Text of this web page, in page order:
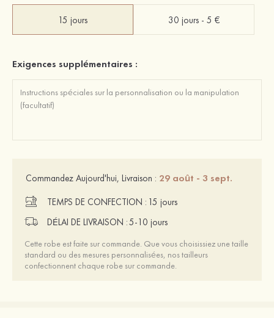
15 jours 30 jours - 5 €
Exigences supplémentaires :
Commandez Aujourd'hui, Livraison : 29 août - 3 sept.
TEMPS DE CONFECTION : 15 jours
DÉLAI DE LIVRAISON :5-10 jours
Cette robe est faite sur commande. Que vous choisissiez une taille
standard ou des mesures personnalisées, nos tailleurs
confectionnent chaque robe sur commande.